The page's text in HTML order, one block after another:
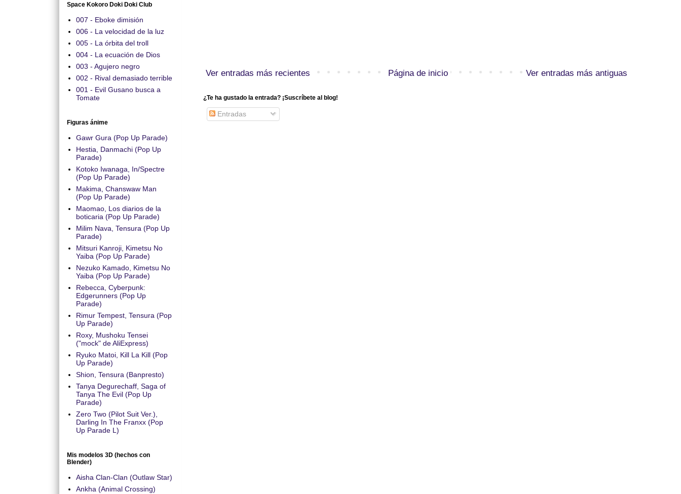
Ver entradas más recientes Ver entradas más antiguas
Página de inicio
¿Te ha gustado la entrada? ¡Suscríbete al blog!
Entradas
Space Kokoro Doki Doki Club
007 - Eboke dimisión
006 - La velocidad de la luz
005 - La órbita del troll
004 - La ecuación de Dios
003 - Agujero negro
002 - Rival demasiado terrible
001 - Evil Gusano busca a
Tomate
Figuras ánime
Gawr Gura (Pop Up Parade)
Hestia, Danmachi (Pop Up
Parade)
Kotoko Iwanaga, In/Spectre
(Pop Up Parade)
Makima, Chanswaw Man
(Pop Up Parade)
Maomao, Los diarios de la
boticaria (Pop Up Parade)
Milim Nava, Tensura (Pop Up
Parade)
Mitsuri Kanroji, Kimetsu No
Yaiba (Pop Up Parade)
Nezuko Kamado, Kimetsu No
Yaiba (Pop Up Parade)
Rebecca, Cyberpunk:
Edgerunners (Pop Up
Parade)
Rimur Tempest, Tensura (Pop
Up Parade)
Roxy, Mushoku Tensei
("mock" de AliExpress)
Ryuko Matoi, Kill La Kill (Pop
Up Parade)
Shion, Tensura (Banpresto)
Tanya Degurechaff, Saga of
Tanya The Evil (Pop Up
Parade)
Zero Two (Pilot Suit Ver.),
Darling In The Franxx (Pop
Up Parade L)
Mis modelos 3D (hechos con
Blender)
Aisha Clan-Clan (Outlaw Star)
Ankha (Animal Crossing)